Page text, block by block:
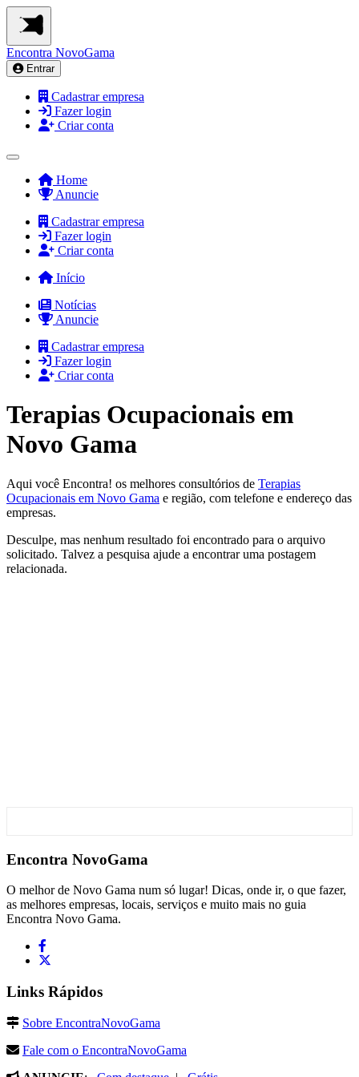
Encontra NovoGama
Entrar
Cadastrar empresa
Fazer login
Criar conta
Home
Anuncie
Cadastrar empresa
Fazer login
Criar conta
Início
Notícias
Anuncie
Cadastrar empresa
Fazer login
Criar conta
Terapias Ocupacionais em
Novo Gama
Aqui você Encontra! os melhores consultórios de Terapias
Ocupacionais em Novo Gama e região, com telefone e endereço das
empresas.
Desculpe, mas nenhum resultado foi encontrado para o arquivo
solicitado. Talvez a pesquisa ajude a encontrar uma postagem
relacionada.
Encontra NovoGama
O melhor de Novo Gama num só lugar! Dicas, onde ir, o que fazer,
as melhores empresas, locais, serviços e muito mais no guia
Encontra Novo Gama.
Links Rápidos
Sobre EncontraNovoGama
Fale com o EncontraNovoGama